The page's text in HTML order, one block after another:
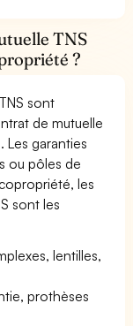
TNS
?
sont
de mutuelle
Les garanties
ou pôles de
les
sont les
lentilles,
prothèses